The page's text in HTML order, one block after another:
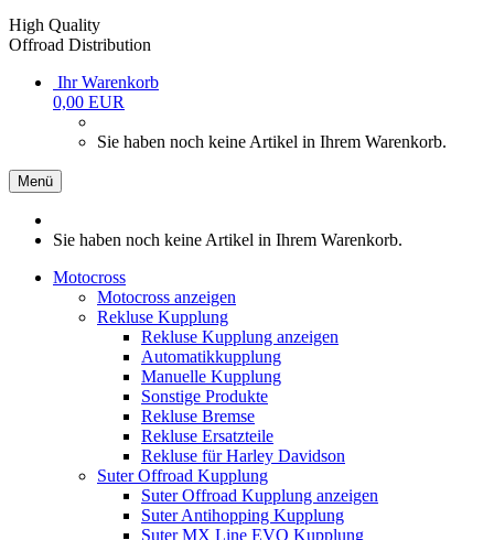
High Quality
Offroad Distribution
Ihr Warenkorb
0,00 EUR
Sie haben noch keine Artikel in Ihrem Warenkorb.
Menü
Sie haben noch keine Artikel in Ihrem Warenkorb.
Motocross
Motocross anzeigen
Rekluse Kupplung
Rekluse Kupplung anzeigen
Automatikkupplung
Manuelle Kupplung
Sonstige Produkte
Rekluse Bremse
Rekluse Ersatzteile
Rekluse für Harley Davidson
Suter Offroad Kupplung
Suter Offroad Kupplung anzeigen
Suter Antihopping Kupplung
Suter MX Line EVO Kupplung